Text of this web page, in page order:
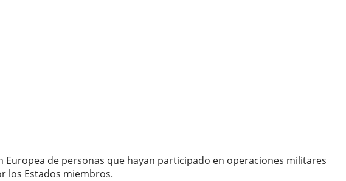
de personas que hayan participado en operaciones militares
los Estados miembros.